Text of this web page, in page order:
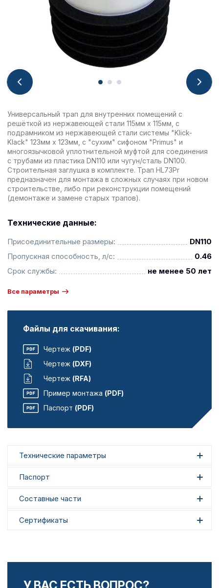
Универсальный трап для внутренних помещений с
решёткой из нержавеющей стали 115мм х 115мм, с
подрамником из нержавеющей стали системы "Klick-
Klack" 123мм х 123мм, с "сухим" сифоном "Primus" и
многоязычковой уплотнительной муфтой для соединения
с трубами из пластика DN110 или чугун/сталь DN100.
Строительная заглушка в комплекте. Трап HL73Pr
предназначен для монтажа в сложных случаях при новом
строительстве, либо при реконструкции помещений
(демонтаже и замене старых трапов).
Технические данные:
Присоединительные размеры:
DN110
Пропускная способность, л/с:
0.46
Срок службы:
не менее 50 лет
Все параметры
Файлы для скачивания:
Чертеж (PDF)
Чертеж (DXF)
Чертеж (RFA)
Пример монтажа (PDF)
Паспорт (PDF)
Технические параметры
Паспорт
Составные части
Сертификаты